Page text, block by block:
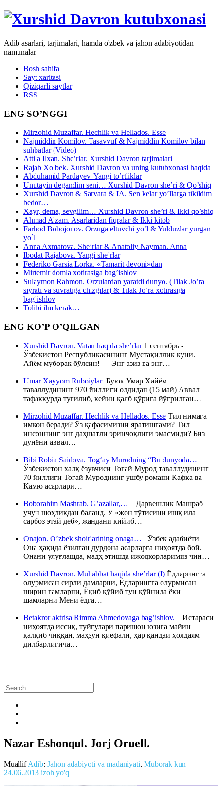
Adib asarlari, tarjimalari, hamda o'zbek va jahon adabiyotidan
namunalar
Bosh sahifa
Sayt xaritasi
Qiziqarli saytlar
RSS
ENG SO’NGGI
Mirzohid Muzaffar. Hechlik va Hellados. Esse
Najmiddin Komilov. Tasavvuf & Najmiddin Komilov bilan
suhbatlar (Video)
Attila Ilxan. She’rlar. Xurshid Davron tarjimalari
Rajab Xolbek. Xurshid Davron va uning kutubxonasi haqida
Abduhamid Pardayev. Yangi to’rtliklar
Unutayin degandim seni… Xurshid Davron she’ri & Qo’shiq
Xurshid Davron & Sarvara & IA. Sen kelar yo’llarga tikildim
bedor…
Xayr, dema, sevgilim… Xurshid Davron she’ri & Ikki qo’shiq
Ahmad A’zam. Asarlaridan fiqralar & Ikki kitob
Farhod Bobojonov. Orzuga eltuvchi yo‘l & Yulduzlar yurgan
yo`l
Anna Axmatova. She’rlar & Anatoliy Nayman. Anna
Ibodat Rajabova. Yangi she’rlar
Federiko Garsia Lorka. «Tamarit devoni»dan
Mirtemir domla xotirasiga bag’ishlov
Sulaymon Rahmon. Orzulardan yaratdi dunyo. (Tilak Jo’ra
siyrati va suvratiga chizgilar) & Tilak Jo’ra xotirasiga
bag’ishlov
Tolibi ilm kerak…
ENG KO’P O’QILGAN
Xurshid Davron. Vatan haqida she’rlar1 сентябрь -
Ўзбекистон Республикасининг Мустақиллик куни.
Айём муборак бўлсин! Энг азиз ва энг…
Umar Xayyom.RuboiylarБуюк Умар Хайём
таваллудининг 970 йиллиги олдидан (15 май) Аввал
тафаккурда туғилиб, кейин қалб қўрига йўғрилган…
Mirzohid Muzaffar. Hechlik va Hellados. Esse Тил нимага
имкон беради? Ўз қафасимизни яратишгами? Тил
инсоннинг энг даҳшатли эринчоқлиги эмасмиди? Биз
дунёни аввал…
Bibi Robia Saidova. Tog‘ay Murodning “Bu dunyoda…
Ўзбекистон халқ ёзувчиси Тоғай Мурод таваллудининг
70 йиллиги Тоғай Муроднинг ушбу романи Кафка ва
Камю асарлари…
Boborahim Mashrab. G’azallar,… Дарвешлик Машраб
учун шоҳликдан баланд. У «жон тўтисини ишқ ила
сарбоз этай деб», жандани кийиб…
Onajon. O’zbek shoirlarining onaga… Ўзбек адабиёти
Она ҳақида ёзилган дурдона асарларга ниҳоятда бой.
Онани улуғлашда, мадҳ этишда ижодкорларимиз чин…
Xurshid Davron. Muhabbat haqida she’rlar (I) Ёдларингга
олурмисан сирли дамларни, Ёдларингга олурмисан
ширин ғамларни, Ёқиб қўйиб тун қўйнида ёки
шамларни Мени ёдга…
Betakror aktrisa Rimma Ahmedovaga bag’ishlov. Истараси
ниҳоятда иссиқ, туйғулари паришон юзига майин
қалқиб чиққан, маҳзун қиёфали, ҳар қандай ҳолдаям
дилбарлигича…
Nazar Eshonqul. Jorj Oruell.
MuallifAdib: Jahon adabiyoti va madaniyati, Muborak kun
24.06.2013 izoh yo'q